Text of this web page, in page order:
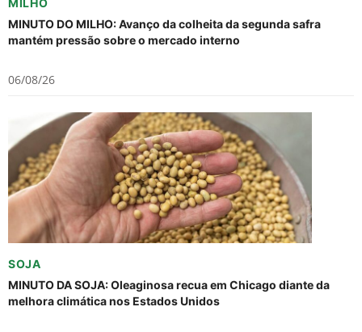
MILHO
MINUTO DO MILHO: Avanço da colheita da segunda safra
mantém pressão sobre o mercado interno
06/08/26
SOJA
MINUTO DA SOJA: Oleaginosa recua em Chicago diante da
melhora climática nos Estados Unidos